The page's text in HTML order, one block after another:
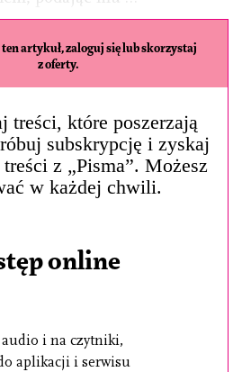
artykuł, zaloguj się lub skorzystaj
z oferty.
treści, które poszerzają
subskrypcję i zyskaj
treści z „Pisma”. Możesz
w każdej chwili.
online
audio i na czytniki,
aplikacji i serwisu